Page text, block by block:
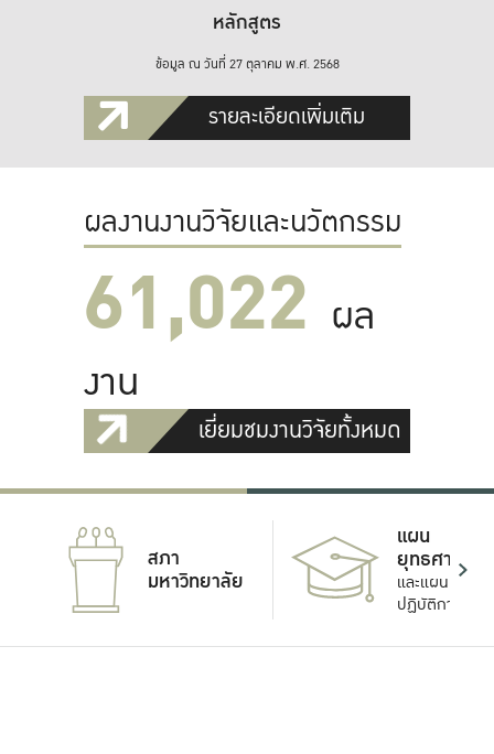
หลักสูตร
ข้อมูล ณ วันที่ 27 ตุลาคม พ.ศ. 2568
รายละเอียดเพิ่มเติม
ผลงานงานวิจัยและนวัตกรรม
61,022 ผล
งาน
เยี่ยมชมงานวิจัยทั้งหมด
สภา
มหาวิทยาลัย
แผน
ยุทธศาสตร์
และแผน
ปฏิบัติการ